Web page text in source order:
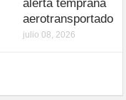
alerta temprana
aerotransportado
julio 08, 2026